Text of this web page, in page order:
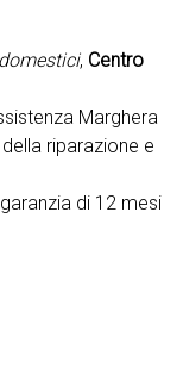
, Centro
Marghera
riparazione e
di 12 mesi